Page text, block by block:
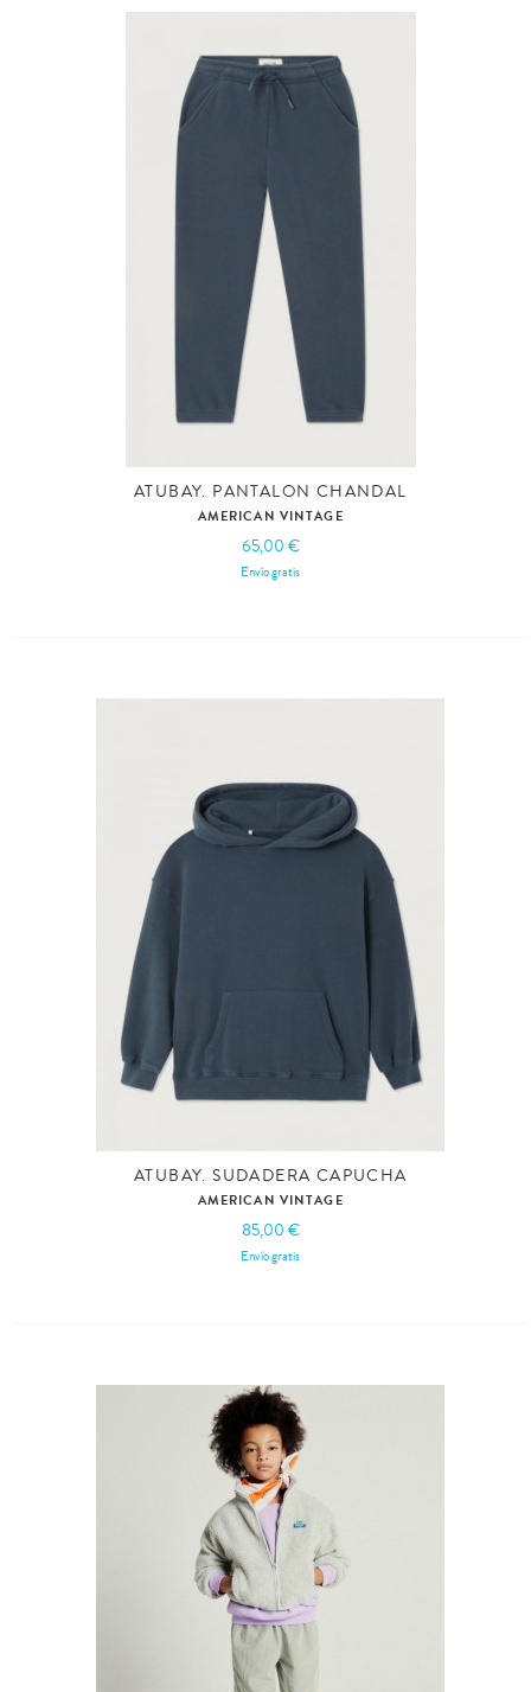
ATUBAY. PANTALON CHANDAL
AMERICAN VINTAGE
65,00 €
Envío gratis
ATUBAY. SUDADERA CAPUCHA
AMERICAN VINTAGE
85,00 €
Envío gratis